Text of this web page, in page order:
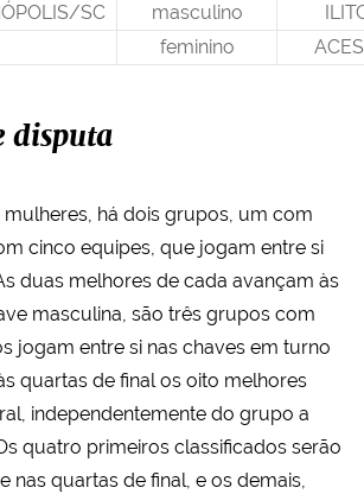
SC masculino
feminino
disputa
mulheres, há dois grupos, um com
cinco equipes, que jogam entre si
duas melhores de cada avançam às
masculina, são três grupos com
jogam entre si nas chaves em turno
quartas de final os oito melhores
independentemente do grupo a
quatro primeiros classificados serão
nas quartas de final, e os demais,